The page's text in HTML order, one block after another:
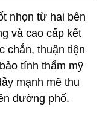
nhọn từ hai bên
và cao cấp kết
chắn, thuận tiện
tính thẩm mỹ
mạnh mẽ thu
đường phố.